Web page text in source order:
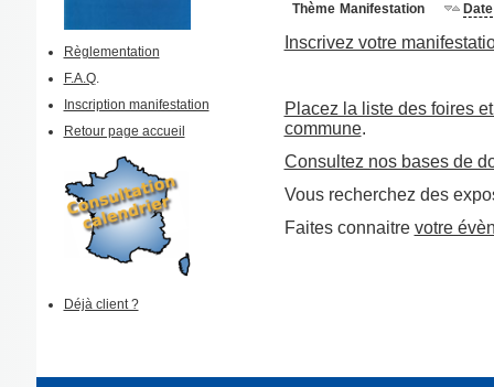
Règlementation
F.A.Q.
Inscription manifestation
Retour page accueil
Déjà client ?
Thème Manifestation Date
Inscrivez votre
Placez la liste des foires
commune.
Consultez nos bases de
Vous recherchez des
Faites connaitre votre